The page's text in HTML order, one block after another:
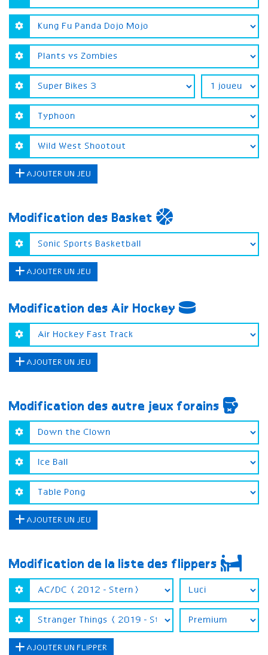
AJOUTER UN JEU
Modification des Basket
AJOUTER UN JEU
Modification des Air Hockey
AJOUTER UN JEU
Modification des autre jeux forains
AJOUTER UN JEU
Modification de la liste des flippers
AJOUTER UN FLIPPER